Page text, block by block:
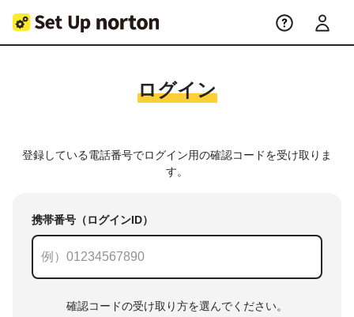
ログイン
登録している電話番号でログイン用の確認コードを受け取りま
す。
携帯番号（ログインID）
確認コードの受け取り方を選んでください。